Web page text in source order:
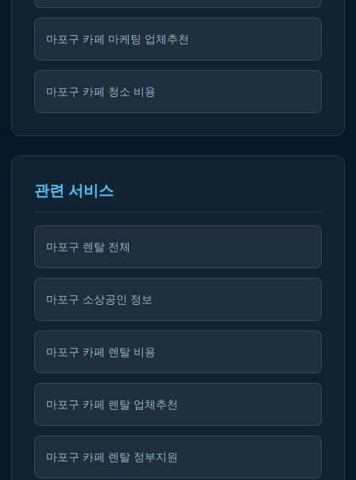
마포구 카페 마케팅 업체추천
마포구 카페 청소 비용
관련 서비스
마포구 렌탈 전체
마포구 소상공인 정보
마포구 카페 렌탈 비용
마포구 카페 렌탈 업체추천
마포구 카페 렌탈 정부지원